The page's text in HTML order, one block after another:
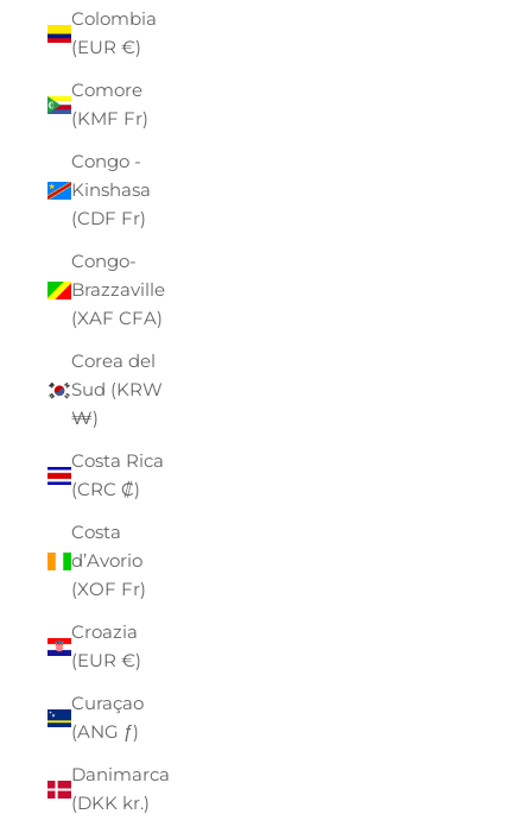
Colombia
(EUR €)
Comore
(KMF Fr)
Congo -
Kinshasa
(CDF Fr)
Congo-
Brazzaville
(XAF CFA)
Corea del
Sud (KRW
₩)
Costa Rica
(CRC ₡)
Costa
d’Avorio
(XOF Fr)
Croazia
(EUR €)
Curaçao
(ANG ƒ)
Danimarca
(DKK kr.)